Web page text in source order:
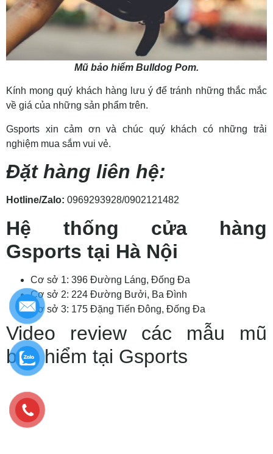
Mũ bảo hiểm Bulldog Pom.
Kính mong quý khách hàng lưu ý để tránh những thắc mắc
về giá của những sản phẩm trên.
Gsports xin cảm ơn và chúc quý khách có những trải
nghiệm mua sắm vui vẻ.
Đặt hàng liên hệ:
Hotline/Zalo: 0969293928/0902121482
Hệ thống cửa hàng
Gsports tại Hà Nội
Cơ sở 1: 396 Đường Láng, Đống Đa
Cơ sở 2: 224 Đường Bưởi, Ba Đình
Cơ sở 3: 175 Đặng Tiến Đông, Đống Đa
Video review các mẫu mũ
bảo hiểm tại Gsports